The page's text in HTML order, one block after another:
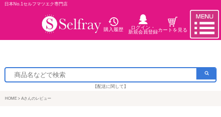
日本No.1セルフマツエク専門店
購入履歴
ログイン・
新規会員登録カートを見る
【配送に関して】
HOME Aさんのレビュー